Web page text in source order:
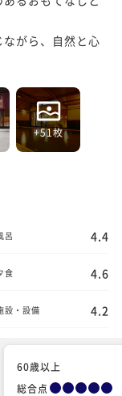
がら、自然と心
+51枚
呂 4.4
食 4.6
設・設備 4.2
60歳以上
総合点